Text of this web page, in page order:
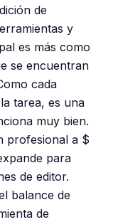
de
y
es más como
se encuentran
cada
tarea, es una
muy bien.
profesional a $
para
de editor.
balance de
de